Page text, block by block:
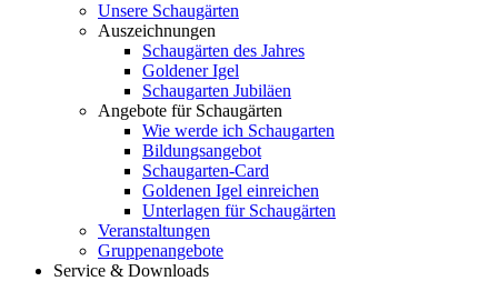
Unsere Schaugärten
Auszeichnungen
Schaugärten des Jahres
Goldener Igel
Schaugarten Jubiläen
Angebote für Schaugärten
Wie werde ich Schaugarten
Bildungsangebot
Schaugarten-Card
Goldenen Igel einreichen
Unterlagen für Schaugärten
Veranstaltungen
Gruppenangebote
Service & Downloads